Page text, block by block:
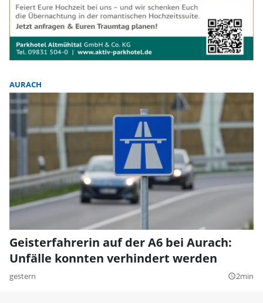
AURACH
Geisterfahrerin auf der A6 bei Aurach:
Unfälle konnten verhindert werden
gestern query_builder2min